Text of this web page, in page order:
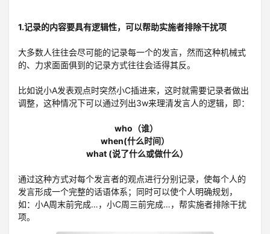
1.记录的内容要具有逻辑性，可以帮助实施者排除干扰项
大多数人往往会尽可能的记录每一个的发言，然而这种机械式
的、力求面面俱到的记录方式往往会适得其反。
比如说小A发表观点时突然小C插进来，这时就需要记录者做出
调整，这种情况下可以通过列出3w来理清发言人的逻辑，即：
who（谁）
when(什么时间）
what (说了什么或做什么）
通过这种方式对每个发言者的观点进行分别记录，使每个人的
发言形成一个完整的话语体系；同时可以使个人明确规划，
如：小A周末前完成…，小C周三前完成…，帮实施者排除干扰
项。